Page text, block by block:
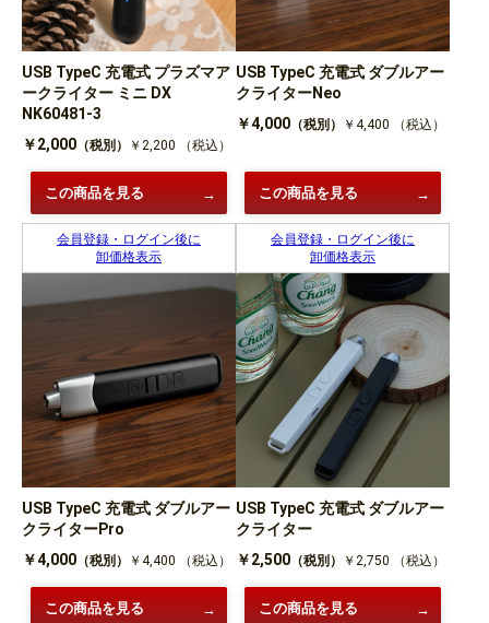
USB TypeC 充電式 プラズマア
ークライター ミニ DX
NK60481-3
￥2,000 （税別） ￥2,200 （税込）
この商品を見る
会員登録・ログイン後に
卸価格表示
USB TypeC 充電式 ダブルアー
クライターNeo
￥4,000 （税別） ￥4,400 （税込）
この商品を見る
会員登録・ログイン後に
卸価格表示
USB TypeC 充電式 ダブルアー
クライターPro
￥4,000 （税別） ￥4,400 （税込）
この商品を見る
USB TypeC 充電式 ダブルアー
クライター
￥2,500 （税別） ￥2,750 （税込）
この商品を見る